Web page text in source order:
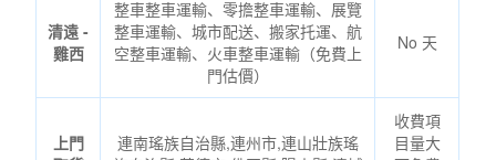
清遠 -
雞西
整車整車運輸、零擔整車運輸、展覽
整車運輸、城市配送、搬家托運、航
空整車運輸、火車整車運輸（免費上
門估價）
No 天
上門
連南瑤族自治縣,連州市,連山壯族瑤
收費項
目量大